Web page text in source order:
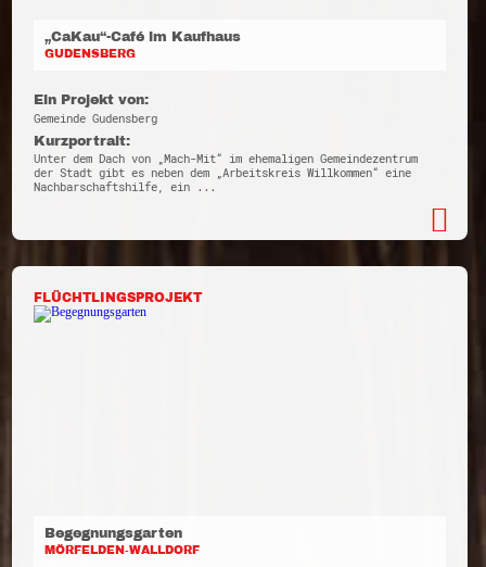
„CaKau“-Café im Kaufhaus
GUDENSBERG
Ein Projekt von:
Gemeinde Gudensberg
Kurzportrait:
Unter dem Dach von „Mach-Mit“ im ehemaligen Gemeindezentrum
der Stadt gibt es neben dem „Arbeitskreis Willkommen“ eine
Nachbarschaftshilfe, ein ...
FLÜCHTLINGSPROJEKT
Begegnungsgarten
MÖRFELDEN-WALLDORF